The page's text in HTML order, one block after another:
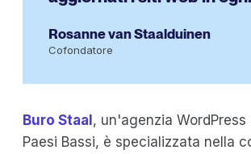
Rosanne van Staalduinen
Cofondatore
Buro Staal, un'agenzia
Paesi Bassi, è specializzata nella